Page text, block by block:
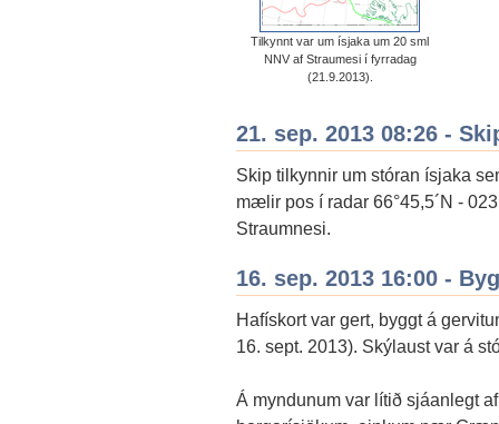
Tilkynnt var um ísjaka um 20 sml
NNV af Straumesi í fyrradag
(21.9.2013).
21. sep. 2013 08:26 -
Skip tilkynnir um stóran ísjaka
mælir pos í radar 66°45,5´N -
Straumnesi.
16. sep. 2013 16:00 -
Hafískort var gert, byggt á
16. sept. 2013). Skýlaust var á
Á myndunum var lítið sjáanlegt